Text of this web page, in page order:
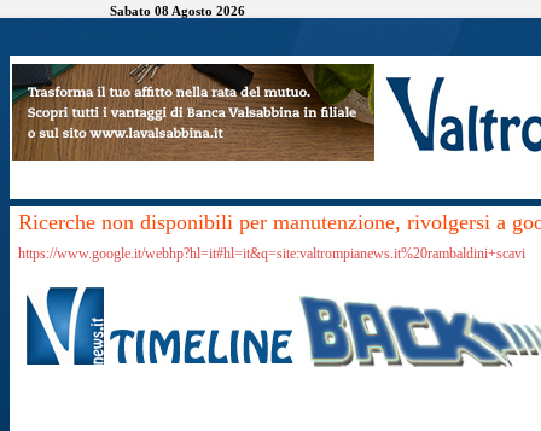
Sabato 08 Agosto 2026
Ricerche non disponibili per manutenzione, rivolgersi a
https://www.google.it/webhp?hl=it#hl=it&q=site:valtrompianews.it%20rambaldini+scavi